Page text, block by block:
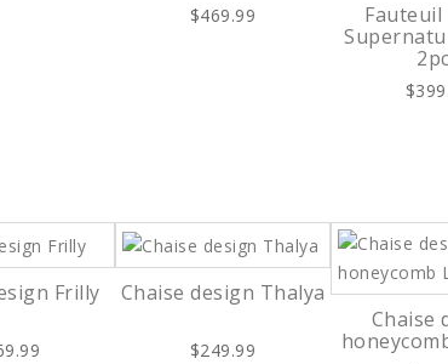
$469.99
Frilly Chaise design Thalya
$249.99
Chaise